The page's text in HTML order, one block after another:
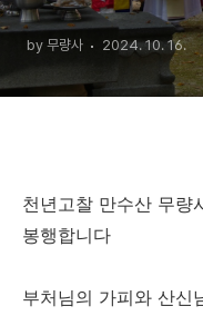
by 무량사 2024. 10. 16.
천년고찰 만수산 무량
봉행합니다
부처님의 가피와 산신